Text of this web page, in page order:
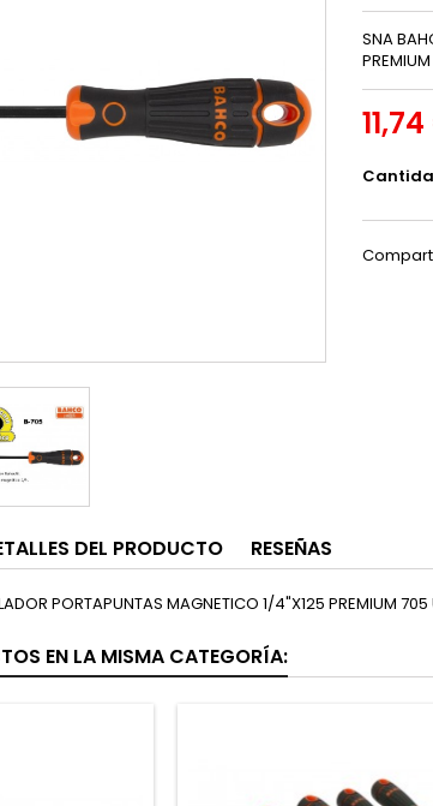
SNA
DEL PRODUCTO RESEÑAS
PORTAPUNTAS MAGNETICO 1/4"X125 PREMIUM 705
EN LA MISMA CATEGORÍA: